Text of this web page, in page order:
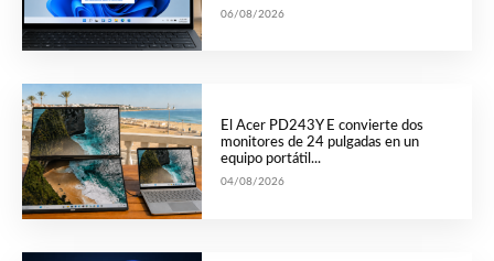
06/08/2026
El Acer PD243Y E convierte dos
monitores de 24 pulgadas en un
equipo portátil...
04/08/2026